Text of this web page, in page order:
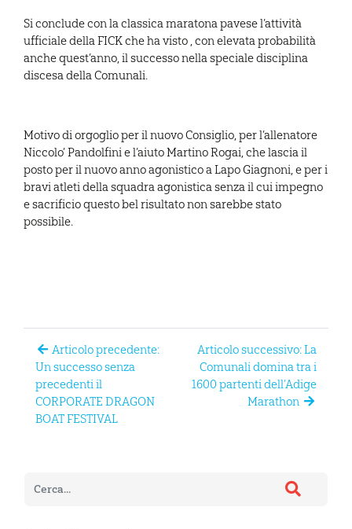
Si conclude con la classica maratona pavese l’attività
ufficiale della FICK che ha visto , con elevata probabilità
anche quest’anno, il successo nella speciale disciplina
discesa della Comunali.
Motivo di orgoglio per il nuovo Consiglio, per l’allenatore
Niccolo’ Pandolfini e l’aiuto Martino Rogai, che lascia il
posto per il nuovo anno agonistico a Lapo Giagnoni, e per i
bravi atleti della squadra agonistica senza il cui impegno
e sacrificio questo bel risultato non sarebbe stato
possibile.
Articolo precedente:
Un successo senza
precedenti il
CORPORATE DRAGON
BOAT FESTIVAL
Articolo successivo: La
Comunali domina tra i
1600 partenti dell’Adige
Marathon